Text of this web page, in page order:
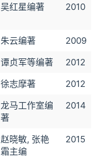
吴红星编著 2010
朱云编著
2009
谭贞军等编著
2012
徐志摩著
2012
龙马工作室编
著
2014
赵晓敏, 张艳
霜主编
2015